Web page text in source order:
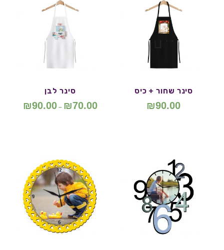
סינר שחור + כיס
₪90.00
סינר לבן
₪70.00
–
₪90.00